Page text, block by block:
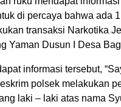
di percaya bahwa ada
transaksi Narkotika
Yaman Dusun I Desa
informasi tersebut,
polsek melakukan
laki – laki atas nama